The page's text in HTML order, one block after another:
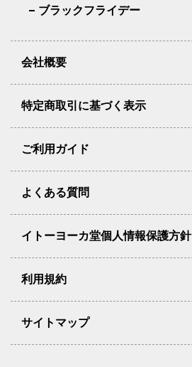
ブラックフライデー
会社概要
特定商取引に基づく表示
ご利用ガイド
よくある質問
イトーヨーカ堂個人情報保護方針
利用規約
サイトマップ